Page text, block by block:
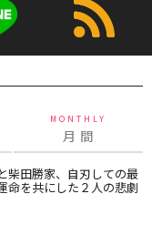
MONTHLY
月 間
柴田勝家、自刃しての最
を共にした２人の悲劇